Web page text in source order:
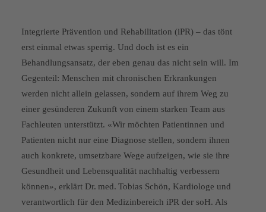
Integrierte Prävention und Rehabilitation (iPR) – das tönt
erst einmal etwas sperrig. Und doch ist es ein
Behandlungsansatz, der eben genau das nicht sein will. Im
Gegenteil: Menschen mit chronischen Erkrankungen
werden nicht allein gelassen, sondern auf ihrem Weg zu
einer gesünderen Zukunft von einem starken Team aus
Fachleuten unterstützt. «Wir möchten Patientinnen und
Patienten nicht nur eine Diagnose stellen, sondern ihnen
auch konkrete, umsetzbare Wege aufzeigen, wie sie ihre
Gesundheit und Lebensqualität nachhaltig verbessern
können», erklärt Dr. med. Tobias Schön, Kardiologe und
verantwortlich für den Medizinbereich iPR der soH. Als